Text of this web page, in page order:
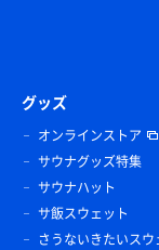
グッズ
オンラインストア
サウナグッズ特集
サウナハット
サ飯スウェット
さうないきたいスウ